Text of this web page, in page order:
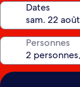
Dates
Personnes